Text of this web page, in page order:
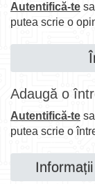
Autentifică-te
putea scrie o
Adaugă o
Autentifică-te
putea scrie o